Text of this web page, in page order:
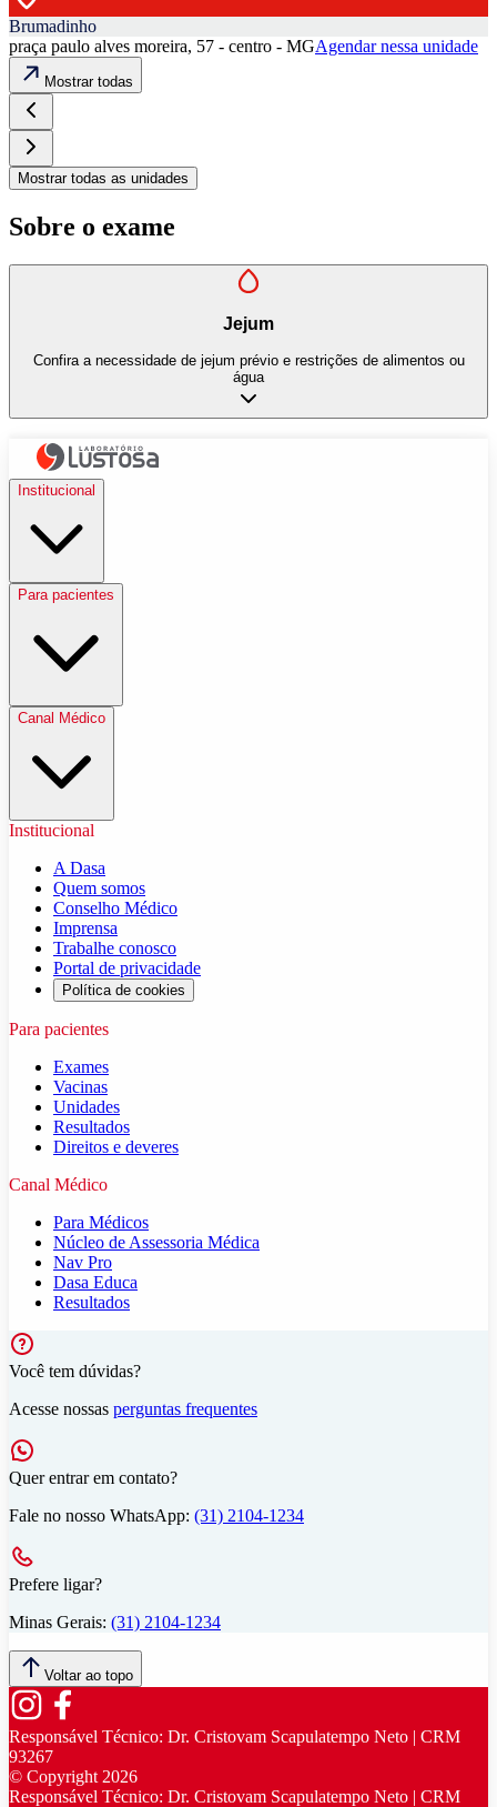
Brumadinho
praça paulo alves moreira, 57 - centro - MGAgendar nessa unidade
Mostrar todas
Mostrar todas as unidades
Sobre o exame
Jejum
Confira a necessidade de jejum prévio e restrições de alimentos ou
água
Institucional
Para pacientes
Canal Médico
Institucional
A Dasa
Quem somos
Conselho Médico
Imprensa
Trabalhe conosco
Portal de privacidade
Política de cookies
Para pacientes
Exames
Vacinas
Unidades
Resultados
Direitos e deveres
Canal Médico
Para Médicos
Núcleo de Assessoria Médica
Nav Pro
Dasa Educa
Resultados
Você tem dúvidas?
Acesse nossas perguntas frequentes
Quer entrar em contato?
Fale no nosso WhatsApp: (31) 2104-1234
Prefere ligar?
Minas Gerais: (31) 2104-1234
Voltar ao topo
Responsável Técnico: Dr. Cristovam Scapulatempo Neto | CRM
93267
© Copyright2026
Responsável Técnico: Dr. Cristovam Scapulatempo Neto | CRM